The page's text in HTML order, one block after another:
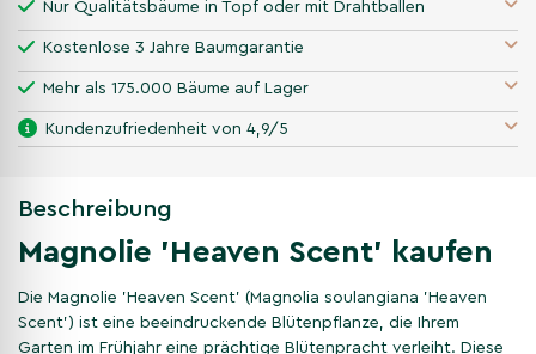
Nur Qualitätsbäume in Topf oder mit Drahtballen
Kostenlose 3 Jahre Baumgarantie
Mehr als 175.000 Bäume auf Lager
Kundenzufriedenheit von 4,9/5
Beschreibung
Magnolie 'Heaven Scent' kaufen
Die Magnolie 'Heaven Scent' (Magnolia soulangiana 'Heaven
Scent') ist eine beeindruckende Blütenpflanze, die Ihrem
Garten im Frühjahr eine prächtige Blütenpracht verleiht. Diese